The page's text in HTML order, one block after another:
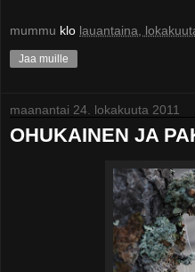
mummu klo lauantaina,
Jaa muille
maanantai 24. lokakuuta 2011
OHUKAINEN JA